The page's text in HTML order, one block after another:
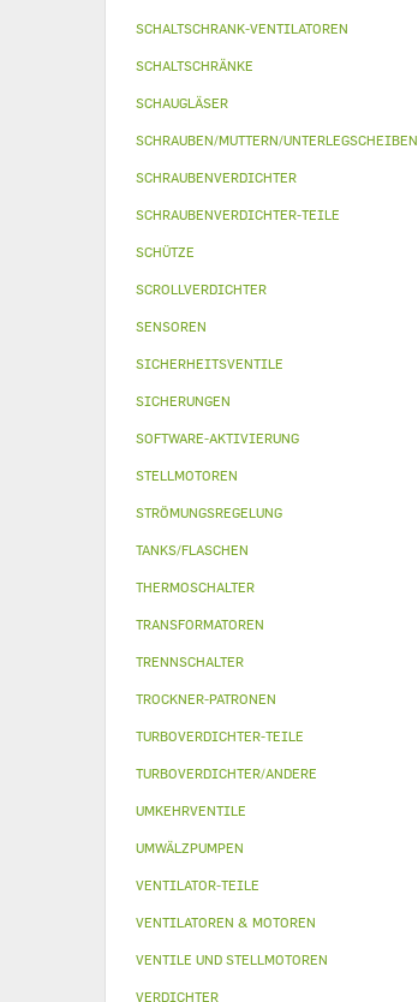
SCHALTSCHRANK-VENTILATOREN
SCHALTSCHRÄNKE
SCHAUGLÄSER
SCHRAUBEN/MUTTERN/UNTERLEGSCHEIBEN
SCHRAUBENVERDICHTER
SCHRAUBENVERDICHTER-TEILE
SCHÜTZE
SCROLLVERDICHTER
SENSOREN
SICHERHEITSVENTILE
SICHERUNGEN
SOFTWARE-AKTIVIERUNG
STELLMOTOREN
STRÖMUNGSREGELUNG
TANKS/FLASCHEN
THERMOSCHALTER
TRANSFORMATOREN
TRENNSCHALTER
TROCKNER-PATRONEN
TURBOVERDICHTER-TEILE
TURBOVERDICHTER/ANDERE
UMKEHRVENTILE
UMWÄLZPUMPEN
VENTILATOR-TEILE
VENTILATOREN & MOTOREN
VENTILE UND STELLMOTOREN
VERDICHTER